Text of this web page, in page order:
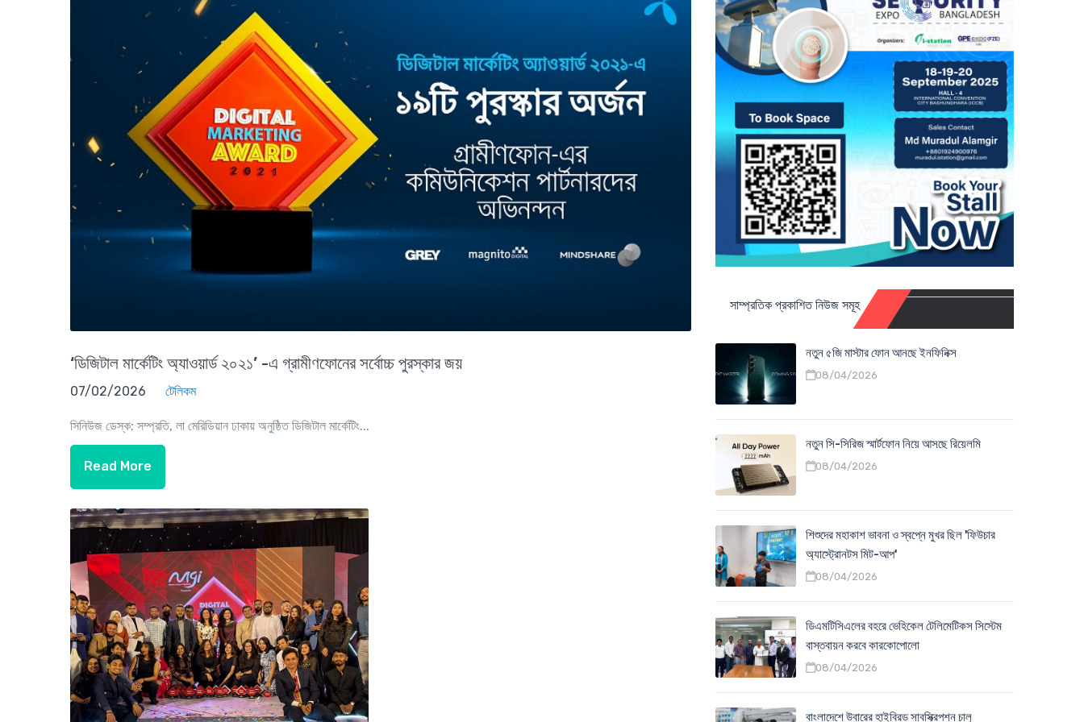
‘ডিজিটাল মার্কেটিং অ্যাওয়ার্ড ২০২১’ -এ গ্রামীণফোনের সর্বোচ্চ পুরস্কার জয়
07/02/2026 টেলিকম
সিনিউজ ডেস্ক: সম্প্রতি, লা মেরিডিয়ান ঢাকায় অনুষ্ঠিত ডিজিটাল মার্কেটিং...
Read More
সাম্প্রতিক প্রকাশিত নিউজ সমূহ
নতুন ৫জি মাস্টার ফোন আনছে ইনফিনিক্স
08/04/2026
নতুন সি-সিরিজ স্মার্টফোন নিয়ে আসছে রিয়েলমি
08/04/2026
শিশুদের মহাকাশ ভাবনা ও স্বপ্নে মুখর ছিল 'ফিউচার
অ্যাস্ট্রোনটস মিট-আপ'
08/04/2026
ডিএমটিসিএলের বহরে ভেহিকেল টেলিমেটিকস সিস্টেম
বাস্তবায়ন করবে কারকোপোলো
08/04/2026
বাংলাদেশে উবারের হাইব্রিড সাবস্ক্রিপশন চালু